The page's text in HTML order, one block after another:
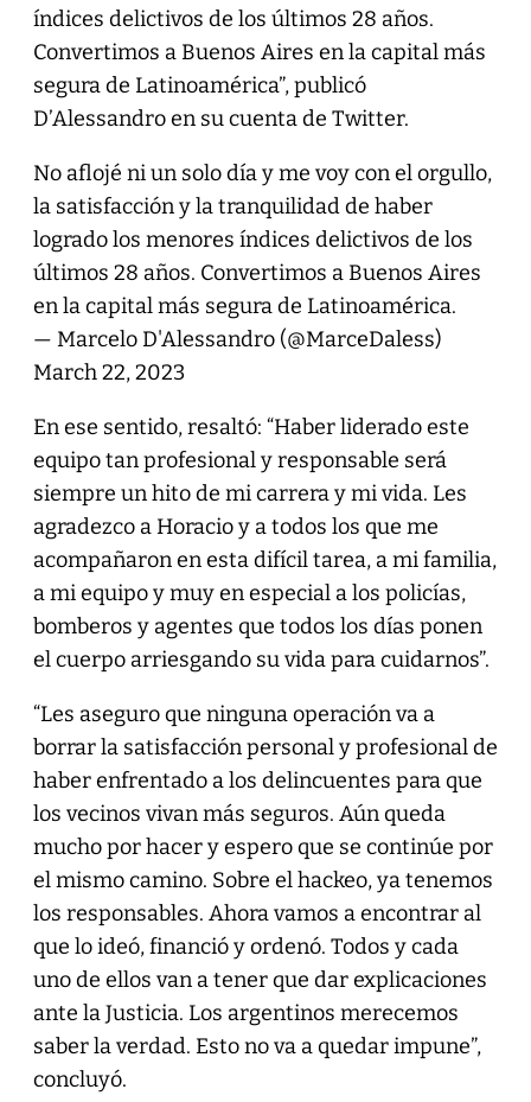
índices delictivos de los últimos 28 años.
Convertimos a Buenos Aires en la capital más
segura de Latinoamérica”, publicó
D’Alessandro en su cuenta de Twitter.
No aflojé ni un solo día y me voy con el orgullo,
la satisfacción y la tranquilidad de haber
logrado los menores índices delictivos de los
últimos 28 años. Convertimos a Buenos Aires
en la capital más segura de Latinoamérica.
— Marcelo D'Alessandro (@MarceDaless)
March 22, 2023
En ese sentido, resaltó: “Haber liderado este
equipo tan profesional y responsable será
siempre un hito de mi carrera y mi vida. Les
agradezco a Horacio y a todos los que me
acompañaron en esta difícil tarea, a mi familia,
a mi equipo y muy en especial a los policías,
bomberos y agentes que todos los días ponen
el cuerpo arriesgando su vida para cuidarnos”.
“Les aseguro que ninguna operación va a
borrar la satisfacción personal y profesional de
haber enfrentado a los delincuentes para que
los vecinos vivan más seguros. Aún queda
mucho por hacer y espero que se continúe por
el mismo camino. Sobre el hackeo, ya tenemos
los responsables. Ahora vamos a encontrar al
que lo ideó, financió y ordenó. Todos y cada
uno de ellos van a tener que dar explicaciones
ante la Justicia. Los argentinos merecemos
saber la verdad. Esto no va a quedar impune”,
concluyó.